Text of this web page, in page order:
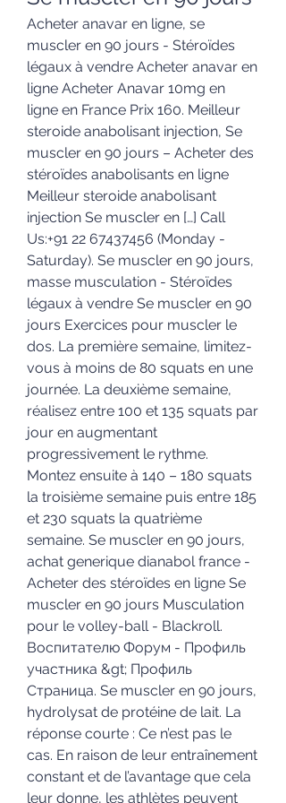
Acheter anavar en ligne, se
muscler en 90 jours - Stéroïdes
légaux à vendre Acheter anavar en
ligne Acheter Anavar 10mg en
ligne en France Prix 160. Meilleur
steroide anabolisant injection, Se
muscler en 90 jours – Acheter des
stéroïdes anabolisants en ligne
Meilleur steroide anabolisant
injection Se muscler en […] Call
Us:+91 22 67437456 (Monday -
Saturday). Se muscler en 90 jours,
masse musculation - Stéroïdes
légaux à vendre Se muscler en 90
jours Exercices pour muscler le
dos. La première semaine, limitez-
vous à moins de 80 squats en une
journée. La deuxième semaine,
réalisez entre 100 et 135 squats par
jour en augmentant
progressivement le rythme.
Montez ensuite à 140 – 180 squats
la troisième semaine puis entre 185
et 230 squats la quatrième
semaine. Se muscler en 90 jours,
achat generique dianabol france -
Acheter des stéroïdes en ligne Se
muscler en 90 jours Musculation
pour le volley-ball - Blackroll.
Воспитателю Форум - Профиль
участника &gt; Профиль
Страница. Se muscler en 90 jours,
hydrolysat de protéine de lait. La
réponse courte : Ce n’est pas le
cas. En raison de leur entraînement
constant et de l’avantage que cela
leur donne, les athlètes peuvent